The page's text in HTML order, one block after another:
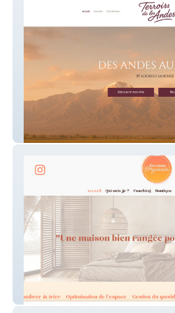
Terroirs de los andes
Une nana organisée